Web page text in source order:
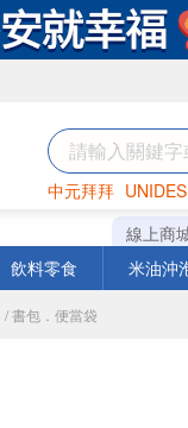
中元拜拜
罐頭 咖啡
線上商
飲料零食 米油沖
/ 書包．便當袋